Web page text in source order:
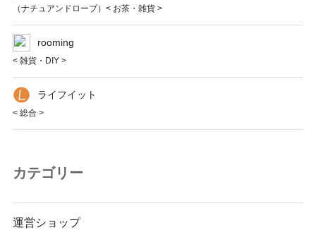
（ナチュアンドローブ）< お茶・雑貨 >
rooming
< 雑貨・DIY >
ライフイット
< 総合 >
カテゴリー
運営ショップ